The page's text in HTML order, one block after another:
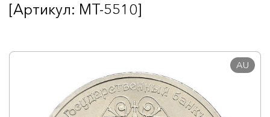
[Артикул: MT-5510]
AU